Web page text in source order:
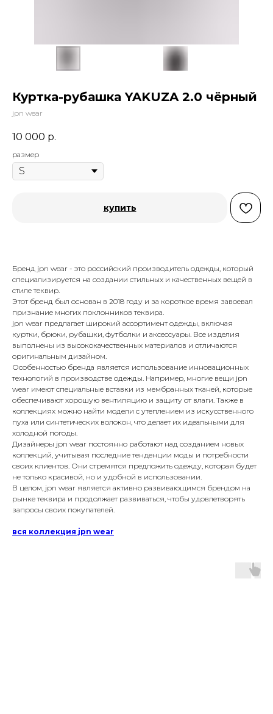
Куртка-рубашка YAKUZA 2.0 чёрный
jpn wear
10 000 р.
размер
купить
Бренд jpn wear - это российский производитель одежды, который
специализируется на создании стильных и качественных вещей в
стиле теквир.
Этот бренд был основан в 2018 году и за короткое время завоевал
признание многих поклонников теквира.
jpn wear предлагает широкий ассортимент одежды, включая
куртки, брюки, рубашки, футболки и аксессуары. Все изделия
выполнены из высококачественных материалов и отличаются
оригинальным дизайном.
Особенностью бренда является использование инновационных
технологий в производстве одежды. Например, многие вещи jpn
wear имеют специальные вставки из мембранных тканей, которые
обеспечивают хорошую вентиляцию и защиту от влаги. Также в
коллекциях можно найти модели с утеплением из искусственного
пуха или синтетических волокон, что делает их идеальными для
холодной погоды.
Дизайнеры jpn wear постоянно работают над созданием новых
коллекций, учитывая последние тенденции моды и потребности
своих клиентов. Они стремятся предложить одежду, которая будет
не только красивой, но и удобной в использовании.
В целом, jpn wear является активно развивающимся брендом на
рынке теквира и продолжает развиваться, чтобы удовлетворять
запросы своих покупателей.
вся коллекция jpn wear